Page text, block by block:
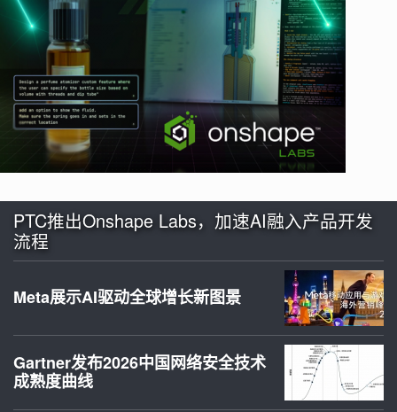
PTC推出Onshape Labs，加速AI融入产品开发
流程
Meta展示AI驱动全球增长新图景
Gartner发布2026中国网络安全技术
成熟度曲线